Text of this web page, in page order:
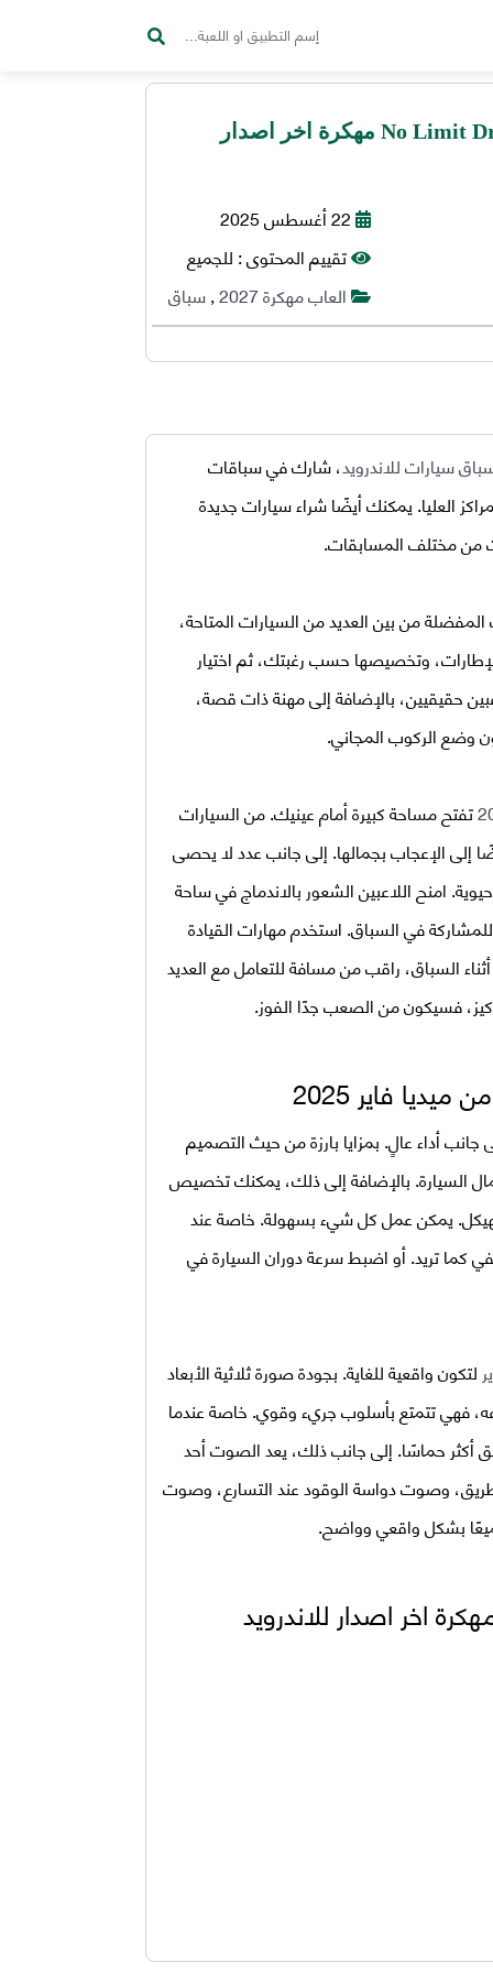
تحميل لعبة No Limit Drag Racing 2 مهكرة اخر اصدار
22 أغسطس 2025
تقييم المحتوى :للجميع
العاب مهكرة 2027
,سباق
سيارات للاندرويد، شارك في سباقات
العليا. يمكنك أيضًا شراء سيارات جديدة
من مختلف المسابقات.
من بين العديد من السيارات المتاحة،
وتخصيصها حسب رغبتك، ثم اختيار
حقيقيين، بالإضافة إلى مهنة ذات قصة،
وضع الركوب المجاني.
تفتح مساحة كبيرة أمام عينيك. من السيارات
الإعجاب بجمالها. إلى جانب عدد لا يحصى
امنح اللاعبين الشعور بالاندماج في ساحة
في السباق. استخدم مهارات القيادة
السباق، راقب من مسافة للتعامل مع العديد
فسيكون من الصعب جدًا الفوز.
أداء عالٍ. بمزايا بارزة من حيث التصميم
السيارة. بالإضافة إلى ذلك، يمكنك تخصيص
يمكن عمل كل شيء بسهولة. خاصة عند
تريد. أو اضبط سرعة دوران السيارة في
لتكون واقعية للغاية. بجودة صورة ثلاثية الأبعاد
فهي تتمتع بأسلوب جريء وقوي. خاصة عندما
حماسًا. إلى جانب ذلك، يعد الصوت أحد
وصوت دواسة الوقود عند التسارع، وصوت
بشكل واقعي وواضح.